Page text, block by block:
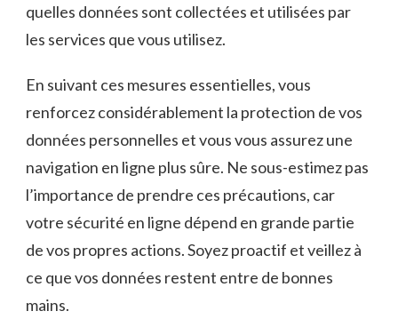
quelles données sont⁤ collectées et utilisées par
les services que vous utilisez.
En suivant ces mesures essentielles, ⁢vous
renforcez‌ considérablement​ la protection de ⁣vos
⁤données personnelles et vous vous assurez une
navigation en ligne plus sûre. Ne sous-estimez pas
l’importance de prendre ces précautions,⁤ car⁣
votre sécurité en ‍ligne dépend ‍en grande partie ​
de vos propres actions. Soyez proactif et veillez à
ce ​que vos données restent entre de bonnes
mains.